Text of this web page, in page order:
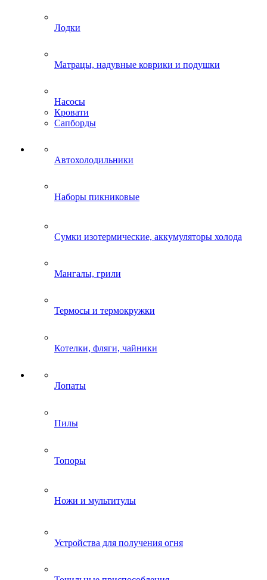
Лодки
Матрацы, надувные коврики и подушки
Насосы
Кровати
Сапборды
Автохолодильники
Наборы пикниковые
Сумки изотермические, аккумуляторы холода
Мангалы, грили
Термосы и термокружки
Котелки, фляги, чайники
Лопаты
Пилы
Топоры
Ножи и мультитулы
Устройства для получения огня